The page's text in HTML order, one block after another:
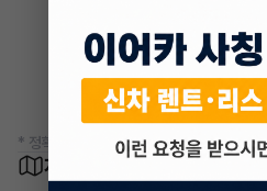
* 정확한 정보는 판매자와 반드시 확인하
차량 위치